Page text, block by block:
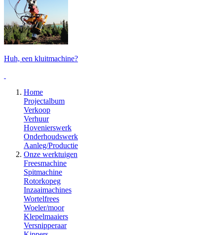
Huh, een kluitmachine?
Home
Projectalbum
Verkoop
Verhuur
Hovenierswerk
Onderhoudswerk
Aanleg/Productie
Onze werktuigen
Freesmachine
Spitmachine
Rotorkopeg
Inzaaimachines
Wortelfrees
Woeler/moor
Klepelmaaiers
Versnipperaar